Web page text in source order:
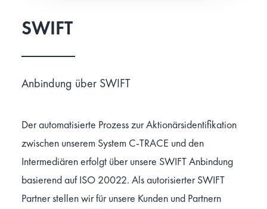
SWIFT
Anbindung über SWIFT
Der automatisierte Prozess zur Aktionärsidentifikation
zwischen unserem System C-TRACE und den
Intermediären erfolgt über unsere SWIFT Anbindung
basierend auf ISO 20022. Als autorisierter SWIFT
Partner stellen wir für unsere Kunden und Partnern